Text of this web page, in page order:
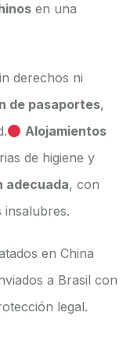
en una
derechos ni
de pasaportes,
Alojamientos
de higiene y
adecuada, con
insalubres.
en China
a Brasil con
legal.